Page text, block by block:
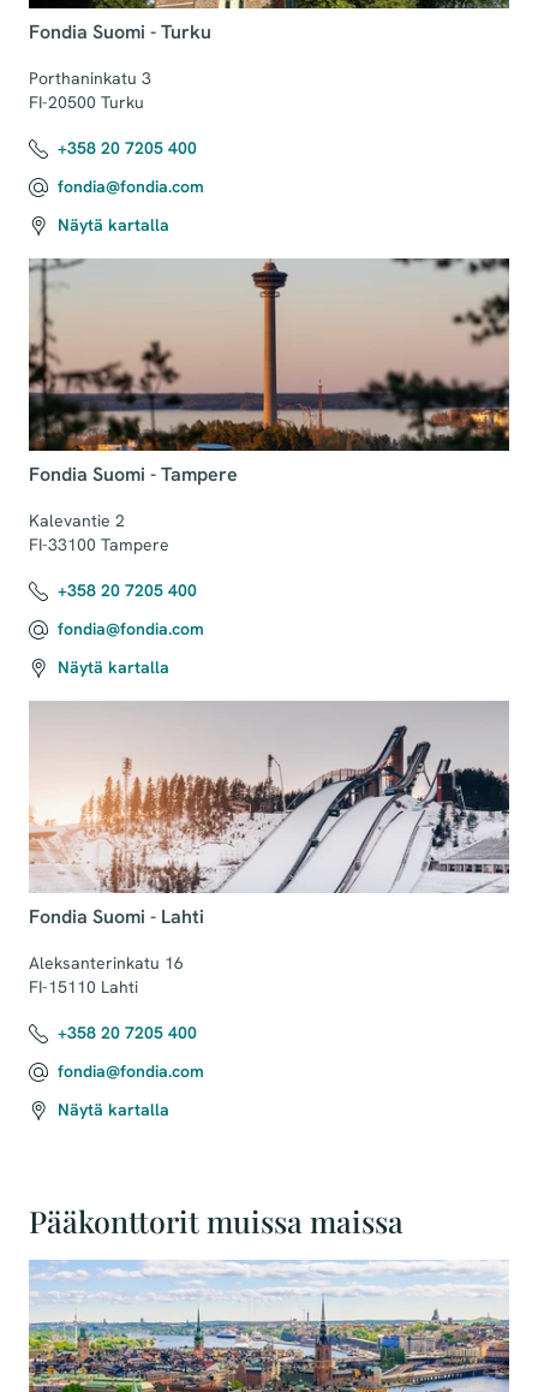
Fondia Suomi - Turku
Porthaninkatu 3
FI-20500 Turku
+358 20 7205 400
fondia@fondia.com
Näytä kartalla
Fondia Suomi - Tampere
Kalevantie 2
FI-33100 Tampere
+358 20 7205 400
fondia@fondia.com
Näytä kartalla
Fondia Suomi - Lahti
Aleksanterinkatu 16
FI-15110 Lahti
+358 20 7205 400
fondia@fondia.com
Näytä kartalla
Pääkonttorit muissa maissa